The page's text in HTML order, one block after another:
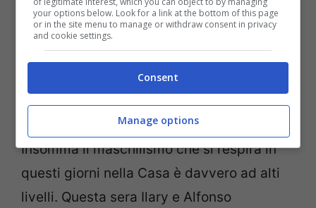
eleganti:‘Grabri, maperché non ti fai la
Rodriguez? Buttagli sta lingua no? Scusa
giaguaro che agguanta la prenda, anzi, ci
provi e poi dopo te la tiri un po’ anche no!?’.
Insomma il maschilismo che si respira in
questi giorni nella Casa è davvero ad alti
livelli. Questa sera Ilary e Alfonso
your options below. Look for a link at the bottom of this page
or in the site menu to manage or withdraw consent in privacy
and cookie settings.
Consent
Manage options